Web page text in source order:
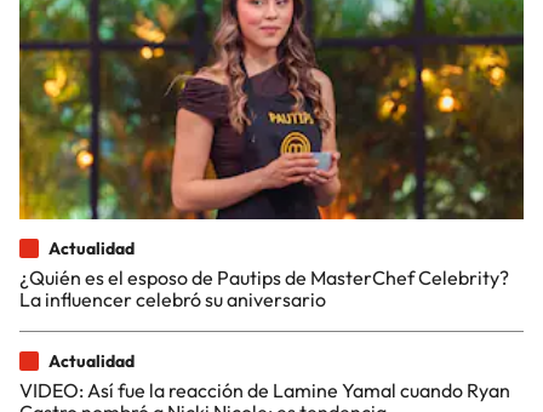
Actualidad
¿Quién es el esposo de Pautips de MasterChef Celebrity?
La influencer celebró su aniversario
Actualidad
VIDEO: Así fue la reacción de Lamine Yamal cuando Ryan